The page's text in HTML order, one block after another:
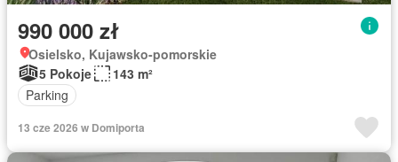
990 000 zł
Osielsko, Kujawsko-pomorskie
5 Pokoje
143 m²
Parking
13 cze 2026 w Domiporta